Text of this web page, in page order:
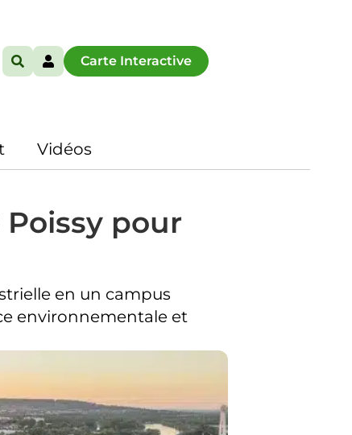
Carte Interactive
Vidéos
pour
en un campus
environnementale et